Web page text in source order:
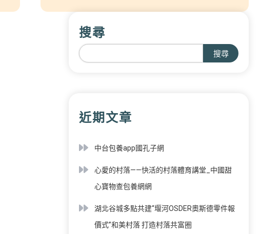
搜尋
搜尋
近期文章
中台包養app國孔子網
心愛的村落——快活的村落體育講堂_中國甜
心寶物查包養網網
湖北谷城多點共建“堰河OSDER奧斯德零件報
價式”和美村落 打造村落共富圈